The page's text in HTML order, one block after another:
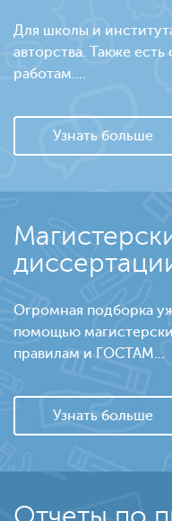
Для школы и
авторства. Также
работам....
Узнать больше
Огромная подборка
помощью
правилам и ГОСТАМ...
Узнать больше